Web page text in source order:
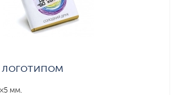
мм.